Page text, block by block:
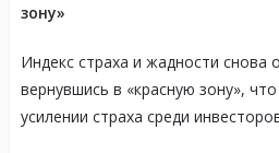
зону»
Индекс страха и жадности снова
вернувшись в «красную зону»,
усилении страха среди